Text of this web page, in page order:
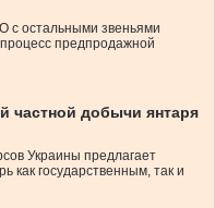
с остальными звеньями
предпродажной
частной добычи янтаря
Украины предлагает
как государственным, так и